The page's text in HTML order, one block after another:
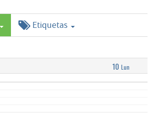
Etiquetas
10 Lun